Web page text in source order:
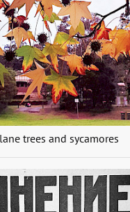
trees and sycamores